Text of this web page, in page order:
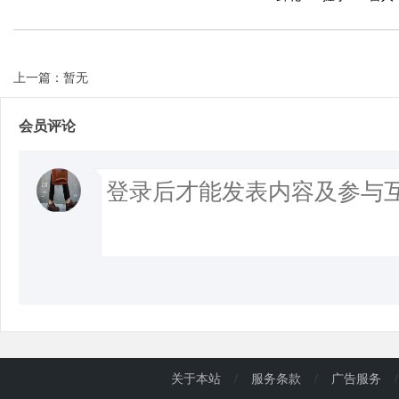
上一篇：暂无
会员评论
关于本站 / 服务条款 / 广告服务 /